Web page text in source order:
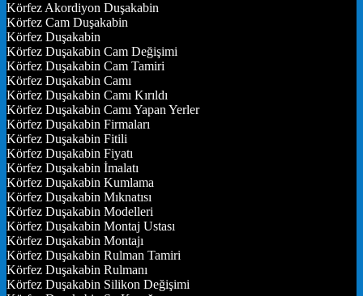
Körfez Akordiyon Duşakabin
Körfez Cam Duşakabin
Körfez Duşakabin
Körfez Duşakabin Cam Değişimi
Körfez Duşakabin Cam Tamiri
Körfez Duşakabin Camı
Körfez Duşakabin Camı Kırıldı
Körfez Duşakabin Camı Yapan Yerler
Körfez Duşakabin Firmaları
Körfez Duşakabin Fitili
Körfez Duşakabin Fiyatı
Körfez Duşakabin İmalatı
Körfez Duşakabin Kumlama
Körfez Duşakabin Mıknatısı
Körfez Duşakabin Modelleri
Körfez Duşakabin Montaj Ustası
Körfez Duşakabin Montajı
Körfez Duşakabin Rulman Tamiri
Körfez Duşakabin Rulmanı
Körfez Duşakabin Silikon Değişimi